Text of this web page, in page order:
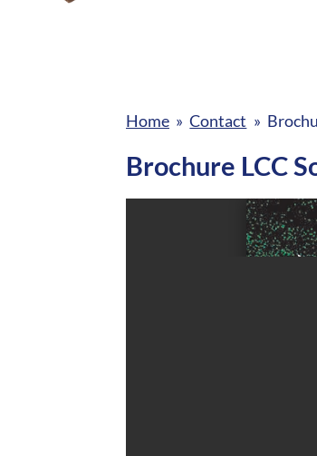
Home » Contact »
Brochure LCC